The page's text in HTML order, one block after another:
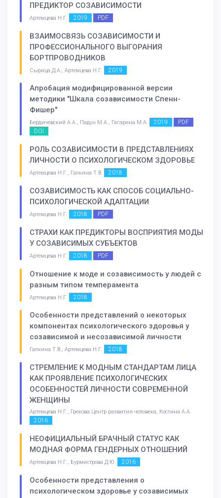
ПРЕДИКТОР СОЗАВИСИМОСТИ
Артемцева Н.Г. 2019 PDF
ВЗАИМОСВЯЗЬ СОЗАВИСИМОСТИ И
ПРОФЕССИОНАЛЬНОГО ВЫГОРАНИЯ
БОРТПРОВОДНИКОВ
Сырица Д.А., Артемцева Н.Г. 2019
Апробация модифицированной версии
методики "Шкала созависимости Спенн-
Фишер"
Бердичевский А.А., Падун М.А., Гагарина М.А. 2019
PDF
DOI
РОЛЬ СОЗАВИСИМОСТИ В ПРЕДСТАВЛЕНИЯХ
ЛИЧНОСТИ О ПСИХОЛОГИЧЕСКОМ ЗДОРОВЬЕ
Артемцева Н.Г., Галкина Т.В. 2018
СОЗАВИСИМОСТЬ КАК СПОСОБ СОЦИАЛЬНО-
ПСИХОЛОГИЧЕСКОЙ АДАПТАЦИИ
Артемцева Н.Г. 2018 PDF
СТРАХИ КАК ПРЕДИКТОРЫ ВОСПРИЯТИЯ МОДЫ
У СОЗАВИСИМЫХ СУБЪЕКТОВ
Артемцева Н.Г. 2018 PDF
Отношение к моде и созависимость у людей с
разным типом темперамента
Артемцева Н.Г. 2018
Особенности представлений о некоторых
компонентах психологического здоровья у
созависимой и несозависимой личности
Галкина Т.В., Артемцева Н.Г. 2018
СТРЕМЛЕНИЕ К МОДНЫМ СТАНДАРТАМ ЛИЦА
КАК ПРОЯВЛЕНИЕ ПСИХОЛОГИЧЕСКИХ
ОСОБЕННОСТЕЙ ЛИЧНОСТИ СОВРЕМЕННОЙ
ЖЕНЩИНЫ
Артемцева Н.Г., Грекова Центр развития человека, Костина А.А.
2016
НЕОФИЦИАЛЬНЫЙ БРАЧНЫЙ СТАТУС КАК
МОДНАЯ ФОРМА ГЕНДЕРНЫХ ОТНОШЕНИЙ
Артемцева Н.Г., Бурмистрова Д.Ю. 2016
Особенности представления о
психологическом здоровье у созависимых